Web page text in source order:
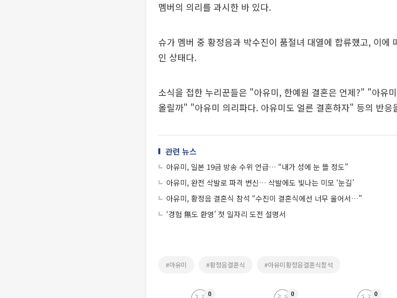
멤버의 의리를 과시한 바 있다.
슈가 멤버 중 황정음과 박수진이 품절녀 대열에 합류했고, 이에
인 상태다.
소식을 접한 누리꾼들은 "아유미, 한예원 결혼은 언제?" "아유
올릴까" "아유미 의리파다. 아유미도 얼른 결혼하자" 등의 반응
관련 뉴스
아유미, 일본 19금 방송 수위 언급… “내가 성에 눈 뜰 정도”
아유미, 완전 삭발로 파격 변신… 삭발에도 빛나는 미모 ‘눈길’
아유미, 황정음 결혼식 참석 “수진이 결혼식에선 너무 울어서…”
‘경험 無도 환영’ 첫 일자리 도전 설명서
#아유미 #황정음결혼식 #아유미황정음결혼식참석
0 0 0